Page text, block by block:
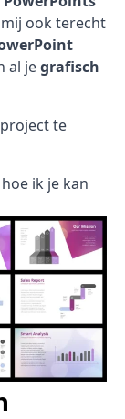
ook terecht
al jegrafisch
te
ik je kan